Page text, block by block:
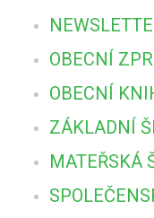
OBECNÍ
OBECNÍ
ZÁKLADNÍ
MATEŘSKÁ